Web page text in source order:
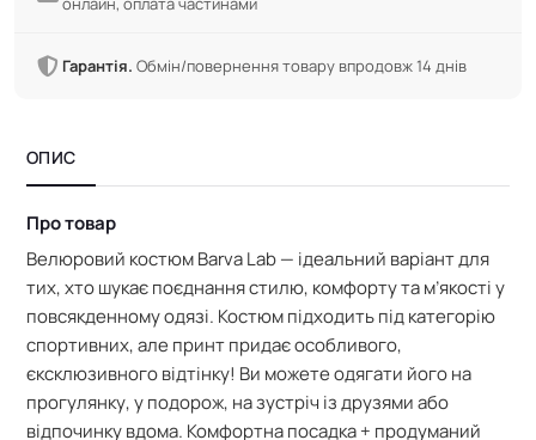
Гарантія. Обмін/повернення товару впродовж 14 днів
ОПИС
Про товар
Велюровий костюм Barva Lab — ідеальний варіант для
тих, хто шукає поєднання стилю, комфорту та м’якості у
повсякденному одязі. Костюм підходить під категорію
спортивних, але принт придає особливого,
єксклюзивного відтінку! Ви можете одягати його на
прогулянку, у подорож, на зустріч із друзями або
відпочинку вдома. Комфортна посадка + продуманий